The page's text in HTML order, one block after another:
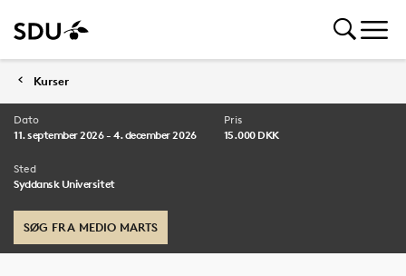
Kurser
Dato
11. september 2026 - 4. december 2026
Pris
15.000 DKK
Sted
Syddansk Universitet
SØG FRA MEDIO MARTS